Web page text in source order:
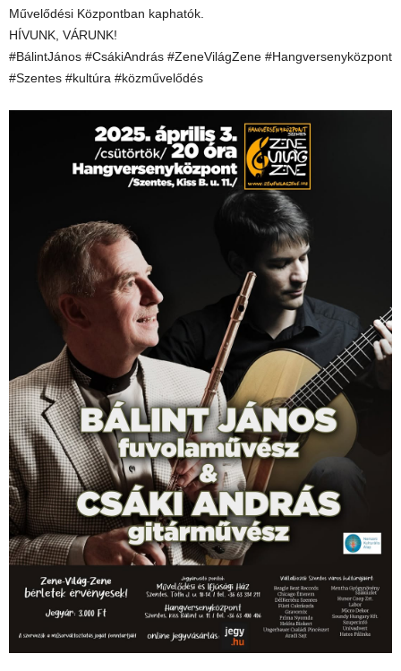
Művelődési Központban kaphatók.
HÍVUNK, VÁRUNK!
#BálintJános #CsákiAndrás #ZeneVilágZene #Hangversenyközpont
#Szentes #kultúra #közművelődés